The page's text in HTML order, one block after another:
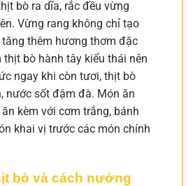
bò ra dĩa, rắc đều vừng
Vừng rang không chỉ tạo
thêm hương thơm đặc
bò hành tây kiểu thái nên
ngay khi còn tươi, thịt bò
nước sốt đậm đà. Món ăn
kèm với cơm trắng, bánh
khai vị trước các món chính
bò và cách nướng